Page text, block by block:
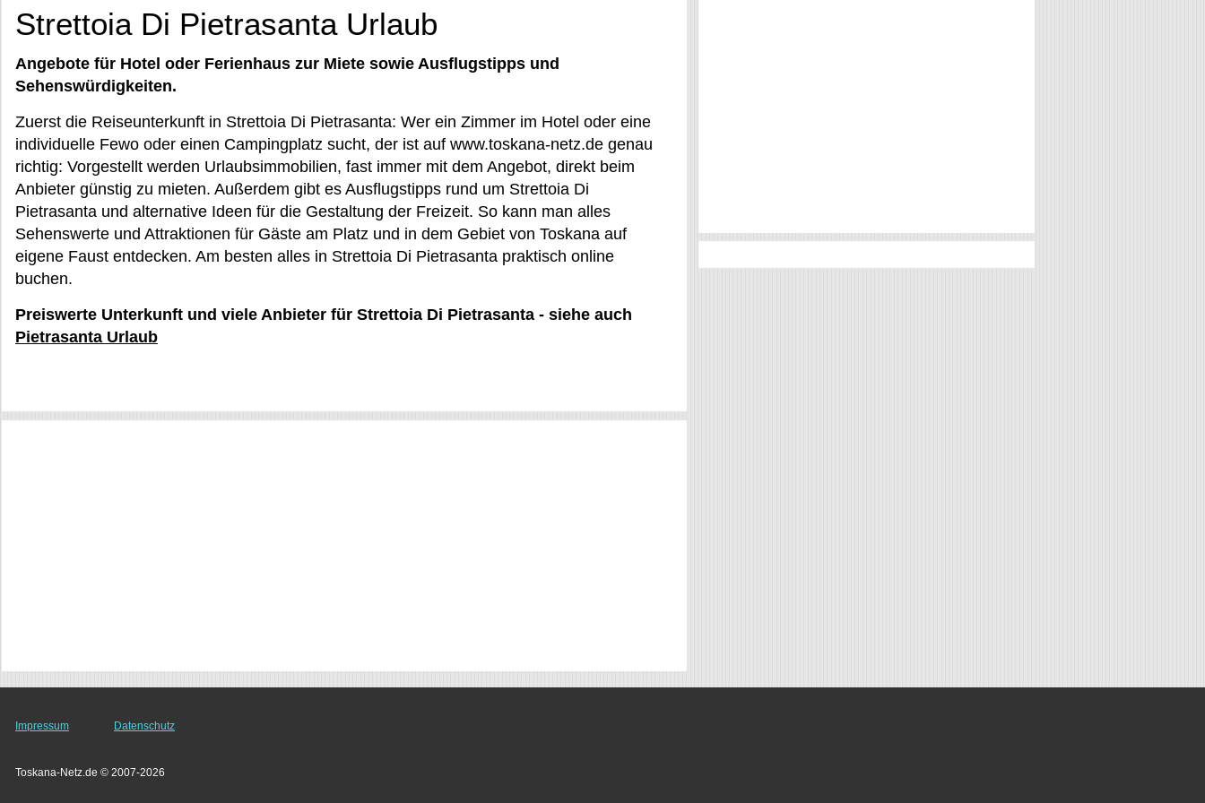
Strettoia Di Pietrasanta Urlaub
Angebote für Hotel oder Ferienhaus zur Miete sowie Ausflugstipps und
Sehenswürdigkeiten.
Zuerst die Reiseunterkunft in Strettoia Di Pietrasanta: Wer ein Zimmer im Hotel oder eine
individuelle Fewo oder einen Campingplatz sucht, der ist auf www.toskana-netz.de genau
richtig: Vorgestellt werden Urlaubsimmobilien, fast immer mit dem Angebot, direkt beim
Anbieter günstig zu mieten. Außerdem gibt es Ausflugstipps rund um Strettoia Di
Pietrasanta und alternative Ideen für die Gestaltung der Freizeit. So kann man alles
Sehenswerte und Attraktionen für Gäste am Platz und in dem Gebiet von Toskana auf
eigene Faust entdecken. Am besten alles in Strettoia Di Pietrasanta praktisch online
buchen.
Preiswerte Unterkunft und viele Anbieter für Strettoia Di Pietrasanta - siehe auch
Pietrasanta Urlaub
Impressum Datenschutz
Toskana-Netz.de © 2007-2026